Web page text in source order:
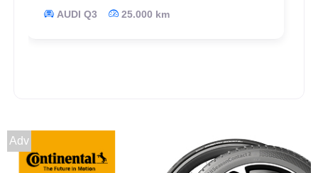
AUDI Q3 25.000 km
Adv